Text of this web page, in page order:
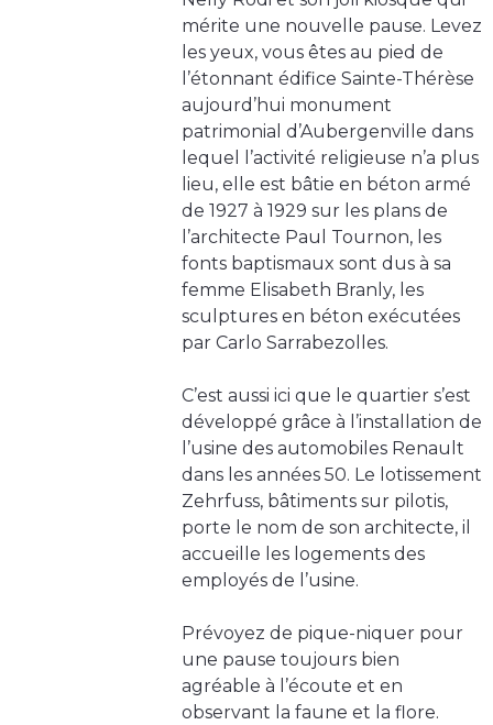
mérite une nouvelle pause. Levez
les yeux, vous êtes au pied de
l’étonnant édifice Sainte-Thérèse
aujourd’hui monument
patrimonial d’Aubergenville dans
lequel l’activité religieuse n’a plus
lieu, elle est bâtie en béton armé
de 1927 à 1929 sur les plans de
l’architecte Paul Tournon, les
fonts baptismaux sont dus à sa
femme Elisabeth Branly, les
sculptures en béton exécutées
par Carlo Sarrabezolles.
C’est aussi ici que le quartier s’est
développé grâce à l’installation de
l’usine des automobiles Renault
dans les années 50. Le lotissement
Zehrfuss, bâtiments sur pilotis,
porte le nom de son architecte, il
accueille les logements des
employés de l’usine.
Prévoyez de pique-niquer pour
une pause toujours bien
agréable à l’écoute et en
observant la faune et la flore.